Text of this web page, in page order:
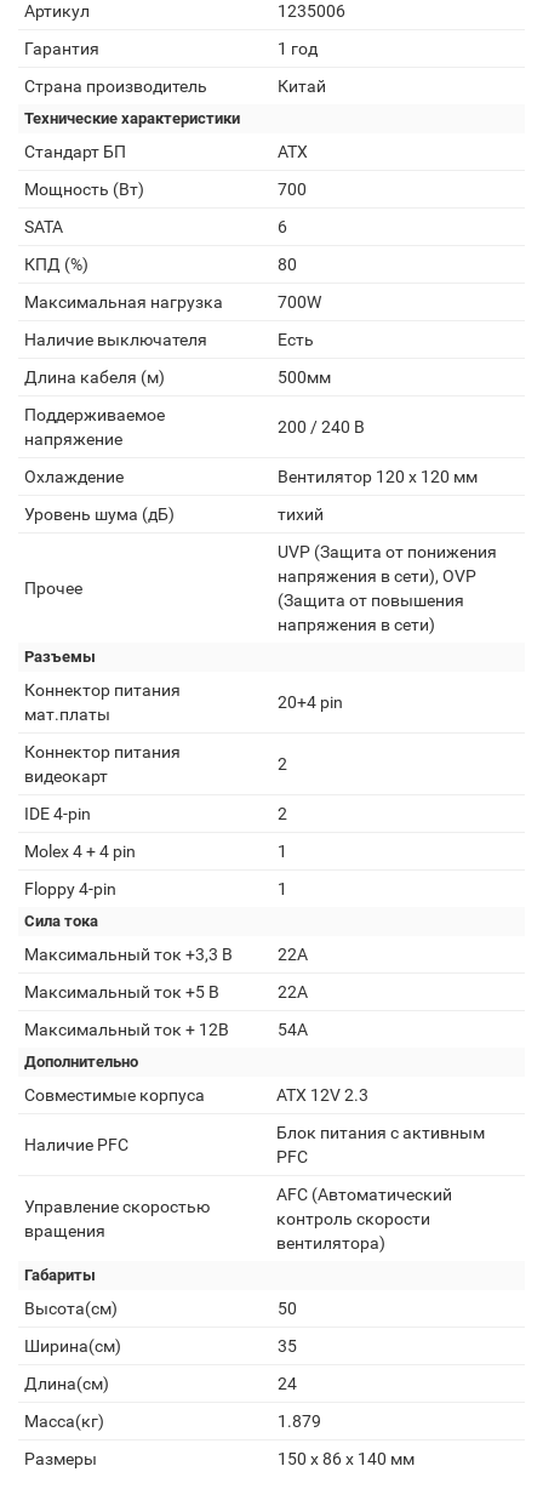
Артикул
1235006
Гарантия
1 год
Страна производитель
Китай
Технические характеристики
Стандарт БП
ATX
Мощность (Вт)
700
SATA
6
КПД (%)
80
Максимальная нагрузка
700W
Наличие выключателя
Есть
Длина кабеля (м)
500мм
Поддерживаемое
напряжение
200 / 240 В
Охлаждение
Вентилятор 120 x 120 мм
Уровень шума (дБ)
тихий
Прочее
UVP (Защита от понижения
напряжения в сети), OVP
(Защита от повышения
напряжения в сети)
Разъемы
Коннектор питания
мат.платы
20+4 pin
Коннектор питания
видеокарт
2
IDE 4-pin
2
Molex 4 + 4 pin
1
Floppy 4-pin
1
Сила тока
Максимальный ток +3,3 В
22A
Максимальный ток +5 В
22A
Максимальный ток + 12В
54А
Дополнительно
Совместимые корпуса ATX 12V 2.3
Наличие PFC
Блок питания с активным
PFC
Управление скоростью
вращения
AFC (Автоматический
контроль скорости
вентилятора)
Габариты
Высота(см)
50
Ширина(см)
35
Длина(см)
24
Масса(кг)
1.879
Размеры
150 x 86 x 140 мм